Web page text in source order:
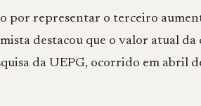
por representar o terceiro
destacou que o valor atual da
da UEPG, ocorrido em abril